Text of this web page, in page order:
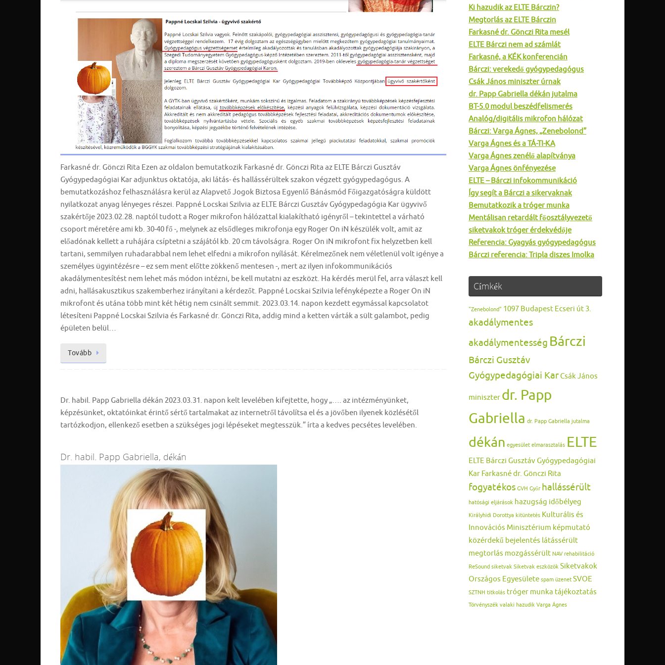
Farkasné dr. Gönczi Rita Ezen az oldalon bemutatkozik Farkasné dr. Gönczi Rita az ELTE Bárczi Gusztáv
Gyógypedagógiai Kar adjunktus oktatója, aki látás- és hallássérültek szakon végzett gyógypedagógus. A
bemutatkozáshoz felhasználásra kerül az Alapvető Jogok Biztosa Egyenlő Bánásmód Főigazgatóságra küldött
nyilatkozat anyag lényeges részei. Pappné Locskai Szilvia az ELTE Bárczi Gusztáv Gyógypedagógia Kar ügyvivő
szakértője 2023.02.28. naptól tudott a Roger mikrofon hálózattal kialakítható igényről – tekintettel a várható
csoport méretére ami kb. 30-40 fő -, melynek az elsődleges mikrofonja egy Roger On iN készülék volt, amit az
előadónak kellett a ruhájára csíptetni a szájától kb. 20 cm távolságra. Roger On iN mikrofont fix helyzetben kell
tartani, semmilyen ruhadarabbal nem lehet elfedni a mikrofon nyílását. Kérelmezőnek nem véletlenül volt igénye a
személyes ügyintézésre – ez sem ment előtte zökkenő mentesen -, mert az ilyen infokommunikációs
akadálymentesítést nem lehet más módon intézni, be kell mutatni az eszközt. Ha kérdés merül fel, arra választ kell
adni, hallásakusztikus szakemberhez irányítani a kérdezőt. Pappné Locskai Szilvia lefényképezte a Roger On iN
mikrofont és utána több mint két hétig nem csinált semmit. 2023.03.14. napon kezdett egymással kapcsolatot
létesíteni Pappné Locskai Szilvia és Farkasné dr. Gönczi Rita, addig mind a ketten várták a sült galambot, pedig
épületen belül…
Tovább
Dr. habil. Papp Gabriella dékán 2023.03.31. napon kelt levelében kifejtette, hogy „…. az intézményünket,
képzésünket, oktatóinkat érintő sértő tartalmakat az internetről távolítsa el és a jövőben ilyenek közlésétől
tartózkodjon, ellenkező esetben a szükséges jogi lépéseket megtesszük.” írta a kedves pecsétes levelében.
Dr. habil. Papp Gabriella, dékán
Ki hazudik az ELTE Bárczin?
Megtorlás az ELTE Bárczin
Farkasné dr. Gönczi Rita mesél
ELTE Bárczi nem ad számlát
Farkasné, a KÉK konferencián
Bárczi: verekedő gyógypedagógus
Csák János miniszter úrnak
dr. Papp Gabriella dékán jutalma
BT-5.0 modul beszédfelismerés
Analóg/digitális mikrofon hálózat
Bárczi: Varga Ágnes, „Zenebolond”
Varga Ágnes és a TÁ-TI-KA
Varga Ágnes zenélő alapítványa
Varga Ágnes önfényezése
ELTE – Bárczi infokommunikáció
Így segít a Bárczi a sikervaknak
Bemutatkozik a tróger munka
Mentálisan retardált főosztályvezető
siketvakok tróger érdekvédője
Referencia: Gyagyás gyógypedagógus
Bárczi referencia: Tripla diszes Imolka
Címkék
"Zenebolond" 1097 Budapest Ecseri út 3.
akadálymentes
akadálymentesség Bárczi
Bárczi Gusztáv
Gyógypedagógiai KarCsák János
miniszter dr. Papp
Gabriella dr. Papp Gabriella jutalma
dékán egyesület elmarasztalás ELTE
ELTE Bárczi Gusztáv Gyógypedagógiai
Kar Farkasné dr. Gönczi Rita
fogyatékos GVH Győr hallássérült
hatósági eljárások hazugság időbélyeg
Királyhidi Dorottya kitüntetés Kulturális és
Innovációs Minisztérium képmutató
közérdekű bejelentés látássérült
megtorlás mozgássérült NAV rehabilitáció
ReSound siketvak Siketvak eszközök Siketvakok
Országos Egyesülete spam üzenet SVOE
SZTNH titkolás tróger munka tájékoztatás
Törvényszék valaki hazudik Varga Ágnes